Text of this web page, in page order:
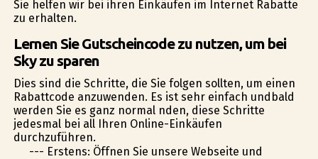
Sie helfen wir bei ihren Einkäufen im Internet Rabatte
zu erhalten.
Lernen Sie Gutscheincode zu nutzen, um bei
Sky zu sparen
Dies sind die Schritte, die Sie folgen sollten, um einen
Rabattcode anzuwenden. Es ist sehr einfach undbald
werden Sie es ganz normal finden, diese Schritte
jedesmal bei all Ihren Online-Einkäufen
durchzuführen.
--- Erstens: Öffnen Sie unsere Webseite und